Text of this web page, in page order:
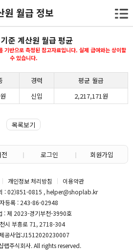
원 월급 정보
준 계산원 월급 평균
기반으로 측정된 참고자료입니다. 실제 급여와는 상이할
수 있습니다.
경력
평균 월급
신입 2,217,171원
목록보기
로그인 회원가입
개인정보 처리방침
이용약관
: 02)851-0815 , helper@shoplab.kr
등록 : 243-86-02948
: 제 2023-경기부천-3990호
시 부흥로 71, 2718-304
공사업:J1512020230007
랩주식회사. All rights reserved.